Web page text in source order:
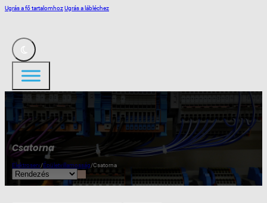
Ugrás a fő tartalomhozUgrás a lábléchez
Csatorna
Elektroserv/Épületvillamosság/Csatorna